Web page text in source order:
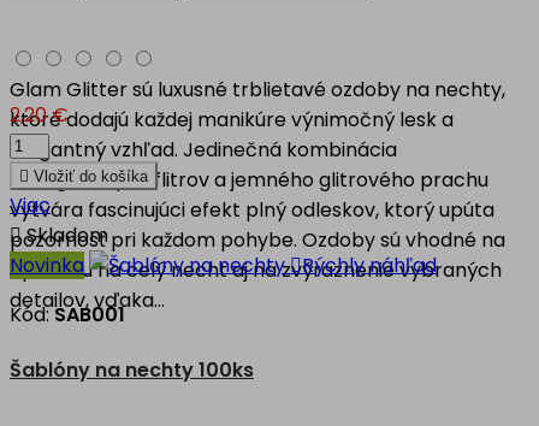
Glam Glitter sú luxusné trblietavé ozdoby na nechty,
ktoré dodajú každej manikúre výnimočný lesk a
elegantný vzhľad. Jedinečná kombinácia
hexagónových flitrov a jemného glitrového prachu
vytvára fascinujúci efekt plný odleskov, ktorý upúta
pozornosť pri každom pohybe. Ozdoby sú vhodné na
aplikáciu na celý necht aj na zvýraznenie vybraných
detailov, vďaka...
2,20 €
 Vložiť do košíka
Viac
Skladom
Novinka
Rýchly náhľad
Kód:SAB001
Šablóny na nechty 100ks